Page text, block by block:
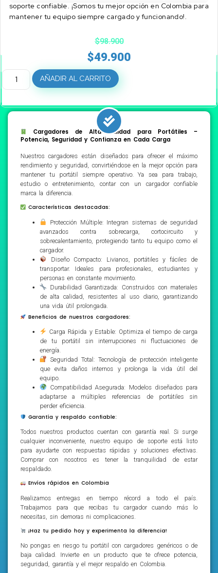
soporte confiable. ¡Somos tu mejor opción en Colombia para
mantener tu equipo siempre cargado y funcionando!.
$98.900
$49.900
AÑADIR AL CARRITO
Cargadores de Alta Calidad para Portátiles –
Potencia, Seguridad y Confianza en Cada Carga
Nuestros cargadores están diseñados para ofrecer el máximo
rendimiento y seguridad, convirtiéndose en la mejor opción para
mantener tu portátil siempre operativo. Ya sea para trabajo,
estudio o entretenimiento, contar con un cargador confiable
marca la diferencia.
Características destacadas:
Protección Múltiple: Integran sistemas de seguridad
avanzados contra sobrecarga, cortocircuito y
sobrecalentamiento, protegiendo tanto tu equipo como el
cargador.
Diseño Compacto: Livianos, portátiles y fáciles de
transportar. Ideales para profesionales, estudiantes y
personas en constante movimiento.
Durabilidad Garantizada: Construidos con materiales
de alta calidad, resistentes al uso diario, garantizando
una vida útil prolongada.
Beneficios de nuestros cargadores:
Carga Rápida y Estable: Optimiza el tiempo de carga
de tu portátil sin interrupciones ni fluctuaciones de
energía.
Seguridad Total: Tecnología de protección inteligente
que evita daños internos y prolonga la vida útil del
equipo.
Compatibilidad Asegurada: Modelos diseñados para
adaptarse a múltiples referencias de portátiles sin
perder eficiencia.
Garantía y respaldo confiable:
Todos nuestros productos cuentan con garantía real. Si surge
cualquier inconveniente, nuestro equipo de soporte está listo
para ayudarte con respuestas rápidas y soluciones efectivas.
Comprar con nosotros es tener la tranquilidad de estar
respaldado.
Envíos rápidos en Colombia
Realizamos entregas en tiempo récord a todo el país.
Trabajamos para que recibas tu cargador cuando más lo
necesitas, sin demoras ni complicaciones.
¡Haz tu pedido hoy y experimenta la diferencia!
No pongas en riesgo tu portátil con cargadores genéricos o de
baja calidad. Invierte en un producto que te ofrece potencia,
seguridad, garantía y el mejor respaldo en Colombia.